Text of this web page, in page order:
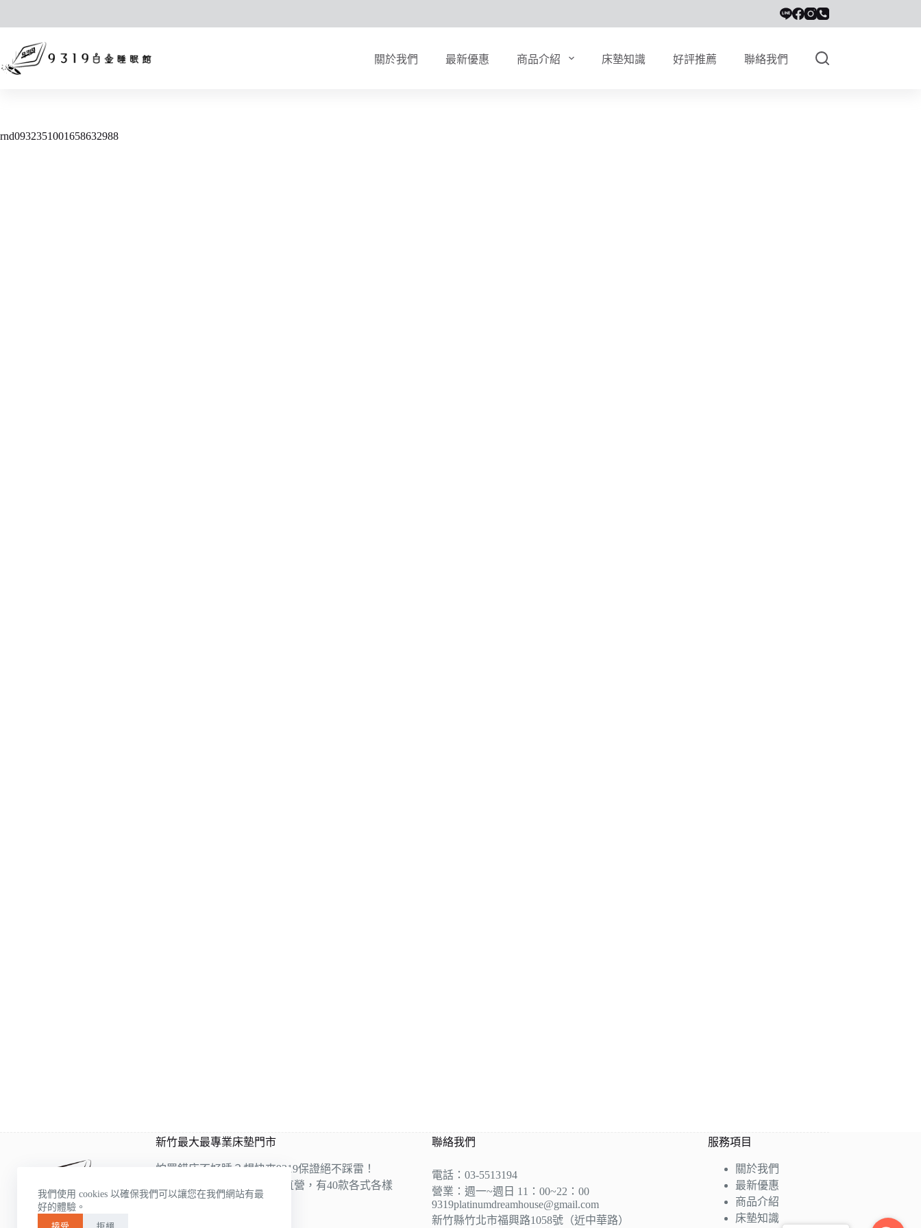
主
要
我們使用 cookies 以確保我們可以讓您在我們網站有最
好的體驗。
關於我們 最新優惠 商品介紹 床墊知識 好評推薦 聯絡我們
rnd0932351001658632988
新竹最大最專業床墊門市
怕買錯床不好睡？趕快來9319保證絕不踩雷！
9319是雙ISO認證床墊工廠直營，有40款各式各樣
的床墊床架展示，
聯絡我們
電話：03-5513194
營業：週一~週日 11：00~22：00
9319platinumdreamhouse@gmail.com
新竹縣竹北市福興路1058號（近中華路）
服務項目
關於我們
最新優惠
商品介紹
床墊知識